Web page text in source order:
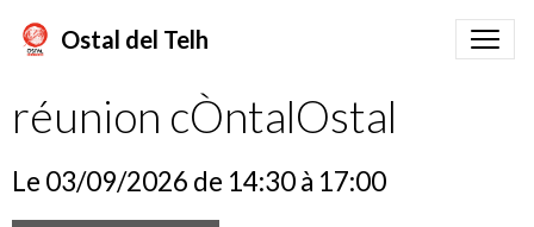
Ostal del Telh
réunion cÒntalOstal
Le 03/09/2026 de 14:30à 17:00